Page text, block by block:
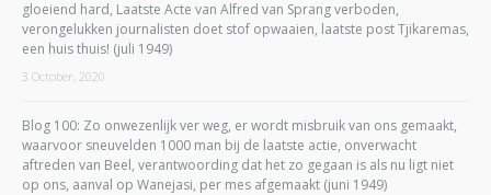
gloeiend hard, Laatste Acte van Alfred van Sprang verboden,
verongelukken journalisten doet stof opwaaien, laatste post Tjikaremas,
een huis thuis! (juli 1949)
3 October, 2020
Blog 100: Zo onwezenlijk ver weg, er wordt misbruik van ons gemaakt,
waarvoor sneuvelden 1000 man bij de laatste actie, onverwacht
aftreden van Beel, verantwoording dat het zo gegaan is als nu ligt niet
op ons, aanval op Wanejasi, per mes afgemaakt (juni 1949)